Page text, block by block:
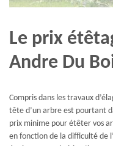
Le prix
Andre Du
Compris dans les travaux
tête d’un arbre est pourtant
prix minime pour étêter vos
en fonction de la difficulté de